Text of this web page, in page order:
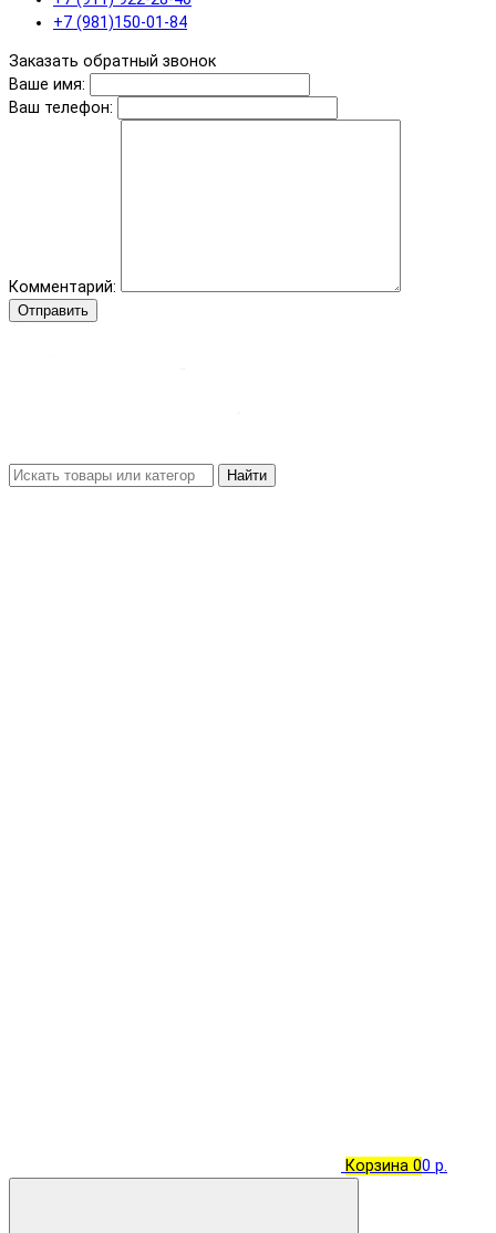
+7 (981)150-01-84
Заказать обратный звонок
Ваше имя:
Ваш телефон:
Комментарий:
Отправить
Найти
Корзина 00 р.